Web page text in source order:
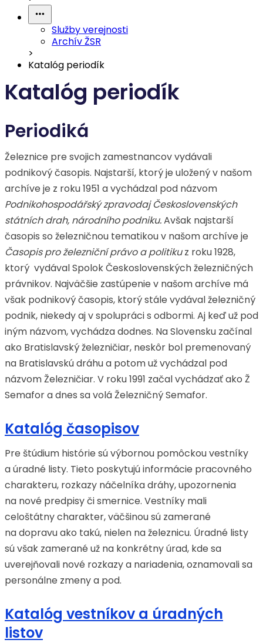
Služby verejnosti
Archív ŽSR
>
Katalóg periodík
Katalóg periodík
Periodiká
Železnice pre svojich zamestnancov vydávali
podnikový časopis. Najstarší, ktorý je uložený v našom
archíve je z roku 1951 a vychádzal pod názvom
Podnikohospodářský zpravodaj Československých
státních drah, národního podniku.Avšak najstarší
časopis so železničnou tematikou v našom archíve je
Časopis pro železniční právo a politikuz roku 1928,
ktorý vydával Spolok Československých železničných
právnikov. Najväčšie zastúpenie v našom archíve má
však podnikový časopis, ktorý stále vydával železničný
podnik, niekedy aj v spolupráci s odbormi. Aj keď už pod
iným názvom, vychádza dodnes. Na Slovensku začínal
ako Bratislavský železničiar, neskôr bol premenovaný
na Bratislavskú dráhu a potom už vychádzal pod
názvom Železničiar. V roku 1991 začal vychádzať ako Ž
Semafor a dnes sa volá Železničný Semafor.
Katalóg časopisov
Pre štúdium histórie sú výbornou pomôckou vestníky
a úradné listy. Tieto poskytujú informácie pracovného
charakteru, rozkazy náčelníka dráhy, upozornenia
na nové predpisy či smernice. Vestníky mali
celoštátny charakter, väčšinou sú zamerané
na dopravu ako takú, nielen na železnicu. Úradné listy
sú však zamerané už na konkrétny úrad, kde sa
uverejňovali nové rozkazy a nariadenia, oznamovali sa
personálne zmeny a pod.
Katalóg vestníkov a úradných
listov